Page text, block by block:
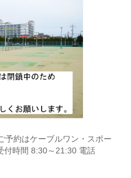
予約はケーブルワン・スポー
付時間 8:30～21:30 電話